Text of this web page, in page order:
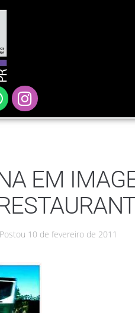
EM
Postou 10 de fevereiro de 2011